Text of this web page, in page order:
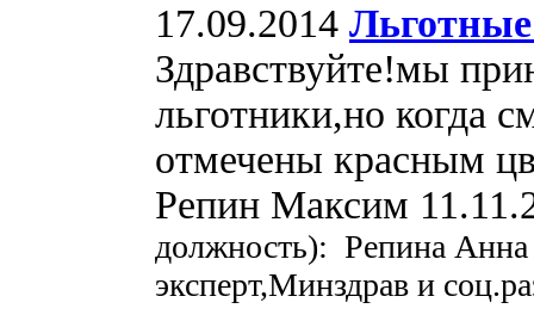
17.09.2014
Здравствуйте!мы
льготники,но когда
отмечены красным
Репин Максим
должность): Репина Анна
эксперт,Минздрав и